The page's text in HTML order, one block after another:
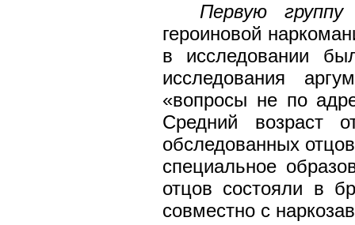
Первую группу
героиновой
в исследовании
исследования
«вопросы не по
Средний возраст
обследованных
специальное
отцов состояли в
совместно с